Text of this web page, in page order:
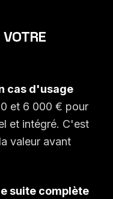
cas d'usage
et 6 000 € pour
et intégré. C'est
valeur avant
suite complète